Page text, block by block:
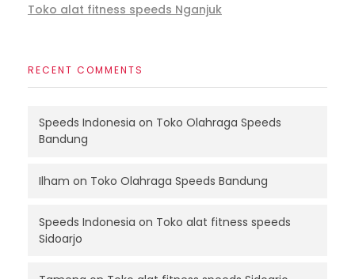
Toko alat fitness speeds Nganjuk
RECENT COMMENTS
Speeds Indonesia on Toko Olahraga Speeds
Bandung
Ilham on Toko Olahraga Speeds Bandung
Speeds Indonesia on Toko alat fitness speeds
Sidoarjo